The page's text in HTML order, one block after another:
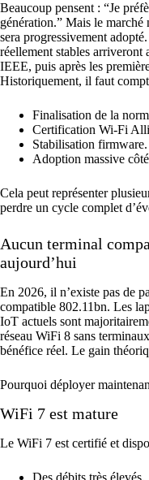
Beaucoup pensent : “Je
génération.” Mais le
sera progressivement
réellement stables arriveront
IEEE, puis après les
Historiquement, il faut
Finalisation de la
Certification Wi-Fi
Stabilisation firmware.
Adoption massive
Cela peut représenter
perdre un cycle complet
Aucun terminal
aujourd’hui
En 2026, il n’existe pas de
compatible 802.11bn. Les
IoT actuels sont
réseau WiFi 8 sans
bénéfice réel. Le gain
Pourquoi déployer
WiFi 7 est mature
Le WiFi 7 est certifié et
Des débits très élevés.